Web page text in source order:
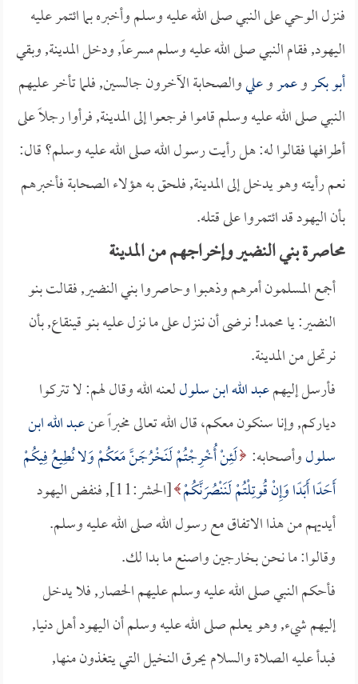
فنزل الوحي على النبي صلى الله عليه وسلم وأخبره بما ائتمر عليه
اليهود, فقام النبي صلى الله عليه وسلم مسرعاً, ودخل المدينة, وبقي
أبو بكروعمروعليوالصحابة الآخرون جالسين, فلما تأخر عليهم
النبي صلى الله عليه وسلم قاموا فرجعوا إلى المدينة, فرأوا رجلاً على
أطرافها فقالوا له: هل رأيت رسول الله صلى الله عليه وسلم؟ قال:
نعم رأيته وهو يدخل إلى المدينة, فلحق به هؤلاء الصحابة فأخبرهم
بأن اليهود قد ائتمروا على قتله.
محاصرة بني النضير وإخراجهم من المدينة
أجمع المسلمون أمرهم وذهبوا وحاصروا بني النضير, فقالت بنو
النضير: يا محمد! نرضى أن ننزل على ما نزل عليه بنو قينقاع, بأن
نرتحل من المدينة.
فأرسل إليهمعبد الله ابن سلوللعنه الله وقال لهم: لا تتركوا
دياركم, وإنا سنكون معكم، قال الله تعالى مخبراً عنعبد الله ابن
سلولوأصحابه: لَئِنْ أُخْرِجْتُمْ لَنَخْرُجَنَّ مَعَكُمْ وَلا نُطِيعُ فِيكُمْ
أَحَدًا أَبَدًا وَإِنْ قُوتِلْتُمْ لَنَنْصُرَنَّكُمْ
[الحشر:11], فنفض اليهود
أيديهم من هذا الاتفاق مع رسول الله صلى الله عليه وسلم.
وقالوا: ما نحن بخارجين واصنع ما بدا لك.
فأحكم النبي صلى الله عليه وسلم عليهم الحصار, فلا يدخل
إليهم شيء, وهو يعلم صلى الله عليه وسلم أن اليهود أهل دنيا,
فبدأ عليه الصلاة والسلام يحرق النخيل التي يتغذون منها,